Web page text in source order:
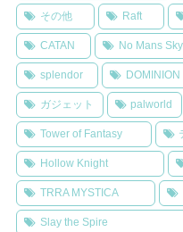
その他 Raft
CATAN No Mans Sky
splendor DOMINION
ガジェット palworld
Tower of Fantasy
Hollow Knight
TRRA MYSTICA
Slay the Spire